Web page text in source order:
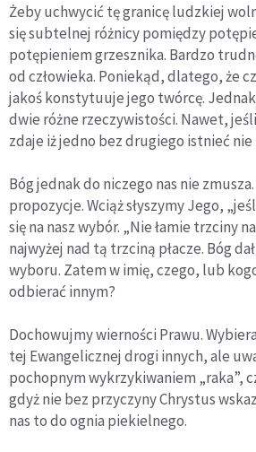
Żeby uchwycić tę granicę ludzkiej
się subtelnej różnicy pomiędzy
potępieniem grzesznika. Bardzo
od człowieka. Poniekąd, dlatego, że
jakoś konstytuuje jego twórcę.
dwie różne rzeczywistości. Nawet,
zdaje iż jedno bez drugiego istnieć nie
Bóg jednak do niczego nas nie
propozycje. Wciąż słyszymy Jego,
się na nasz wybór. „Nie łamie trzciny
najwyżej nad tą trzciną płacze. Bóg
wyboru. Zatem w imię, czego, lub
odbierać innym?
Dochowujmy wierności Prawu.
tej Ewangelicznej drogi innych, ale
pochopnym wykrzykiwaniem „raka”,
gdyż nie bez przyczyny Chrystus
nas to do ognia piekielnego.